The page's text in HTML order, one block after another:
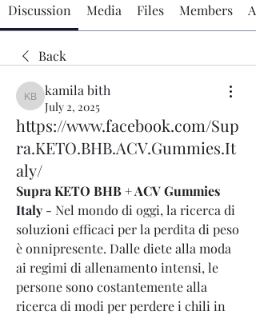
Discussion Media Files Members
Back
kamila bith
kamila bith
July 2, 2025
https://www.facebook.com/Sup
ra.KETO.BHB.ACV.Gummies.It
aly/
Supra KETO BHB + ACV Gummies
Italy - Nel mondo di oggi, la ricerca di
soluzioni efficaci per la perdita di peso
è onnipresente. Dalle diete alla moda
ai regimi di allenamento intensi, le
persone sono costantemente alla
ricerca di modi per perdere i chili in